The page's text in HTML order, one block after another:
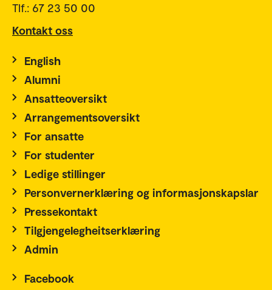
Tlf.: 67 23 50 00
Kontakt oss
English
Alumni
Ansatteoversikt
Arrangementsoversikt
For ansatte
For studenter
Ledige stillinger
Personvernerklæring og informasjonskapslar
Pressekontakt
Tilgjengelegheitserklæring
Admin
Facebook